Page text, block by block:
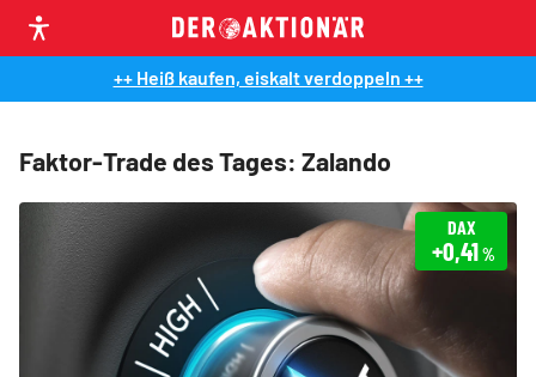
++ Heiß kaufen, eiskalt verdoppeln ++
Faktor-Trade des Tages: Zalando
DAX
+0,41%